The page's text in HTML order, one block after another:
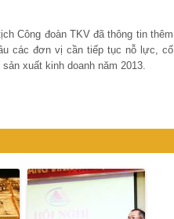
Công đoàn TKV đã thông tin thêm
các đơn vị cần tiếp tục nỗ lực, cố
xuất kinh doanh năm 2013.